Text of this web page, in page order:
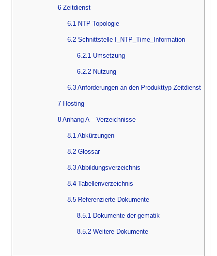
6 Zeitdienst
6.1 NTP-Topologie
6.2 Schnittstelle I_NTP_Time_Information
6.2.1 Umsetzung
6.2.2 Nutzung
6.3 Anforderungen an den Produkttyp Zeitdienst
7 Hosting
8 Anhang A – Verzeichnisse
8.1 Abkürzungen
8.2 Glossar
8.3 Abbildungsverzeichnis
8.4 Tabellenverzeichnis
8.5 Referenzierte Dokumente
8.5.1 Dokumente der gematik
8.5.2 Weitere Dokumente